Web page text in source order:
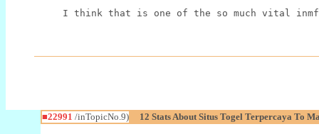
I think that is one of the so much vital
■22991 /inTopicNo.9) 12 Stats About Situs Togel Terpercaya To